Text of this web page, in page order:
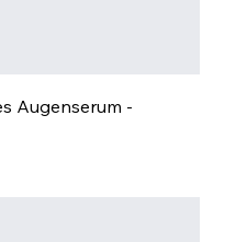
Augenserum -